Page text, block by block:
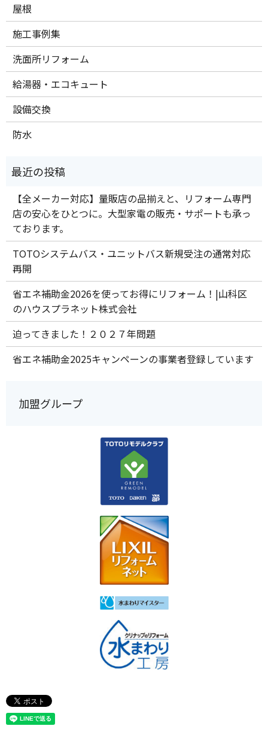
屋根
施工事例集
洗面所リフォーム
給湯器・エコキュート
設備交換
防水
【全メーカー対応】量販店の品揃えと、リフォーム専門
店の安心をひとつに。大型家電の販売・サポートも承っ
ております。
TOTOシステムバス・ユニットバス新規受注の通常対応
再開
省エネ補助金2026を使ってお得にリフォーム！|山科区
のハウスプラネット株式会社
迫ってきました！２０２７年問題
省エネ補助金2025キャンペーンの事業者登録しています
加盟グループ